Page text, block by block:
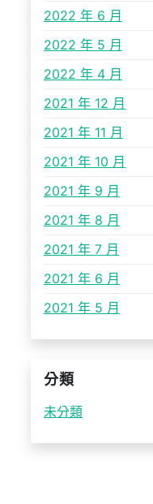
2022 年 6 月
2022 年 5 月
2022 年 4 月
2021 年 12 月
2021 年 11 月
2021 年 10 月
2021 年 9 月
2021 年 8 月
2021 年 7 月
2021 年 6 月
2021 年 5 月
分類
未分類